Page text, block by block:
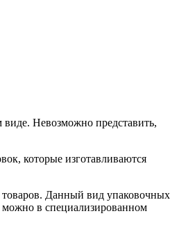
Невозможно представить,
которые изготавливаются
товаров. Данный вид упаковочных
можно в специализированном